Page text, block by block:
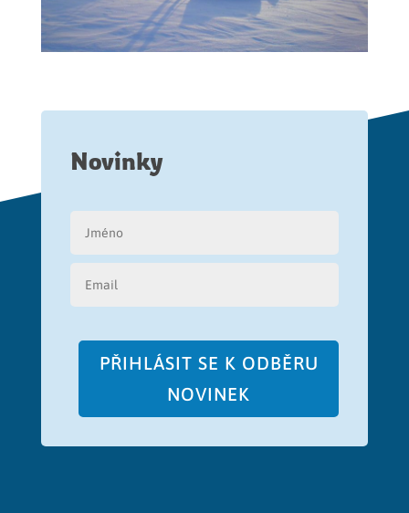
Novinky
PŘIHLÁSIT SE K ODBĚRU
NOVINEK